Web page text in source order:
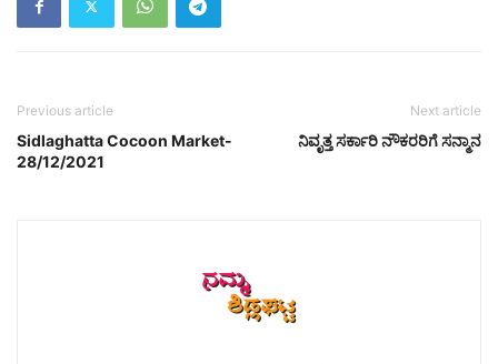
Previous article
Sidlaghatta Cocoon Market-
28/12/2021
Next article
ನಿವೃತ್ತ ಸರ್ಕಾರಿ ನೌಕರರಿಗೆ ಸನ್ಮಾನ